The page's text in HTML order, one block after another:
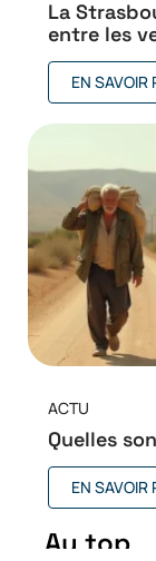
La
entre les
EN SAVOIR
ACTU
Quelles
EN SAVOIR
Au top